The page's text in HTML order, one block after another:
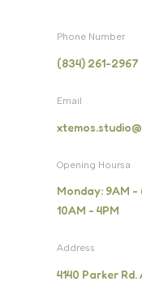
Phone Number
(834) 261-2967
Email
Opening Hoursa
Monday: 9AM
10AM - 4PM
Address
4140 Parker